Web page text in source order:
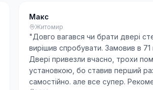
Макс
Житомир
"Довго вагався чи брати двері
вирішив спробувати. Замовив в 71
Двері привезли вчасно, трохи
установкою, бо ставив перший
самостійно. але все супер.